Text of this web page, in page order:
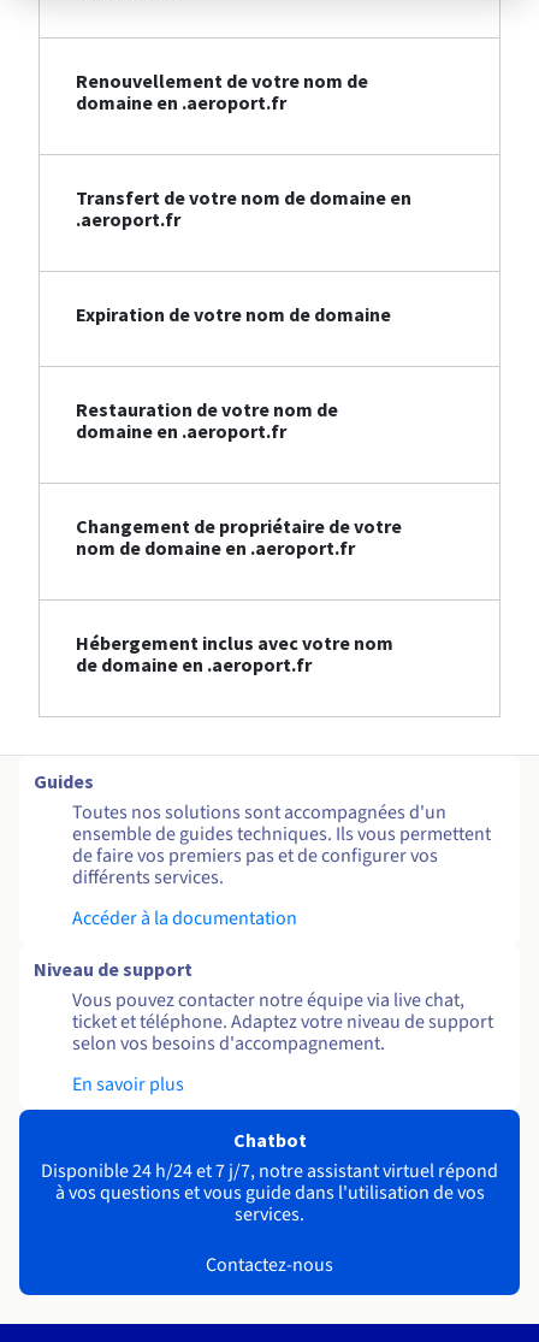
Renouvellement de votre nom de
domaine en .aeroport.fr
Transfert de votre nom de domaine en
.aeroport.fr
Expiration de votre nom de domaine
Restauration de votre nom de
domaine en .aeroport.fr
Changement de propriétaire de votre
nom de domaine en .aeroport.fr
Hébergement inclus avec votre nom
de domaine en .aeroport.fr
Guides
Toutes nos solutions sont accompagnées d'un
ensemble de guides techniques. Ils vous permettent
de faire vos premiers pas et de configurer vos
différents services.
Accéder à la documentation
Niveau de support
Vous pouvez contacter notre équipe via live chat,
ticket et téléphone. Adaptez votre niveau de support
selon vos besoins d'accompagnement.
En savoir plus
Chatbot
Disponible 24 h/24 et 7 j/7, notre assistant virtuel répond
à vos questions et vous guide dans l'utilisation de vos
services.
Contactez-nous